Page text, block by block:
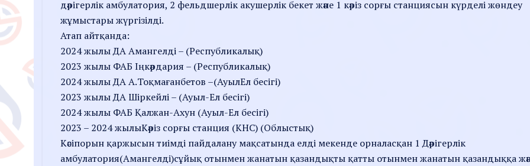
дәрігерлік амбулатория, 2 фельдшерлік акушерлік бекет және 1 кәріз сорғы станциясын күрделі жөндеу
жұмыстары жүргізілді.
Атап айтқанда:
2024 жылы ДА Амангелді – (Республикалық)
2023 жылы ФАБ Іңкәрдария – (Республикалық)
2024 жылы ДА А.Тоқмағанбетов –(АуылЕл бесігі)
2023 жылы ДА Шіркейлі – (Ауыл-Ел бесігі)
2024 жылы ФАБ Қалжан-Ахун (Ауыл-Ел бесігі)
2023 – 2024 жылыКәріз сорғы станция (КНС) (Облыстық)
Кәсіпорын қаржысын тиімді пайдалану мақсатында елді мекенде орналасқан 1 Дәрігерлік
амбулатория(Амангелді)сұйық отынмен жанатын қазандықты қатты отынмен жанатын қазандыққа